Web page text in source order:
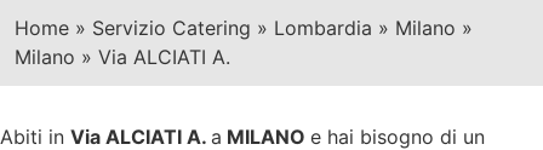
Home » Servizio Catering » Lombardia » Milano »
Milano » Via ALCIATI A.
Abiti in Via ALCIATI A. a MILANO e hai bisogno di un